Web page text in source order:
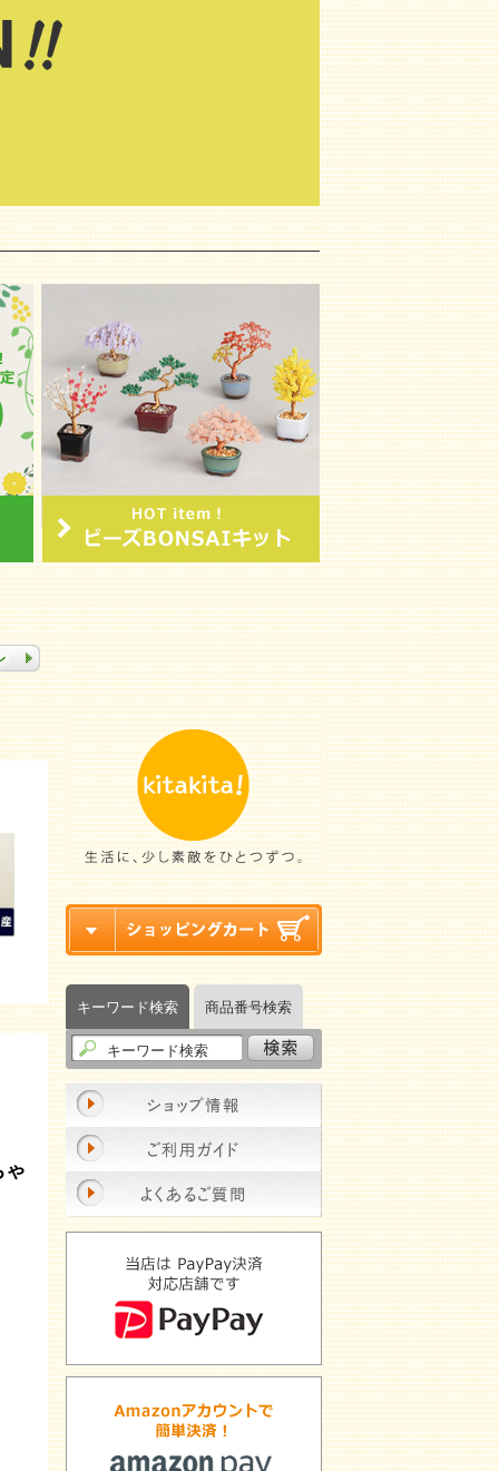
キーワード検索 商品番号検索